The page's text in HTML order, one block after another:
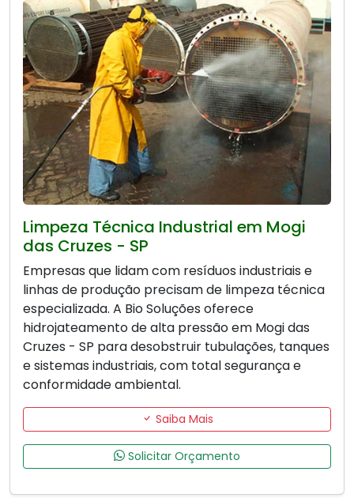
Limpeza Técnica Industrial em Mogi
das Cruzes - SP
Empresas que lidam com resíduos industriais e
linhas de produção precisam de limpeza técnica
especializada. A Bio Soluções oferece
hidrojateamento de alta pressão em Mogi das
Cruzes - SP para desobstruir tubulações, tanques
e sistemas industriais, com total segurança e
conformidade ambiental.
Saiba Mais
Solicitar Orçamento